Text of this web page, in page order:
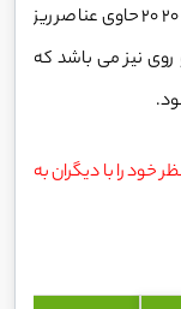
درختان نسبت به آفات میشود. همچنین کود 20 20 20 حاوی عناصر ریز
نیز می باشد که
خود را با دیگران به